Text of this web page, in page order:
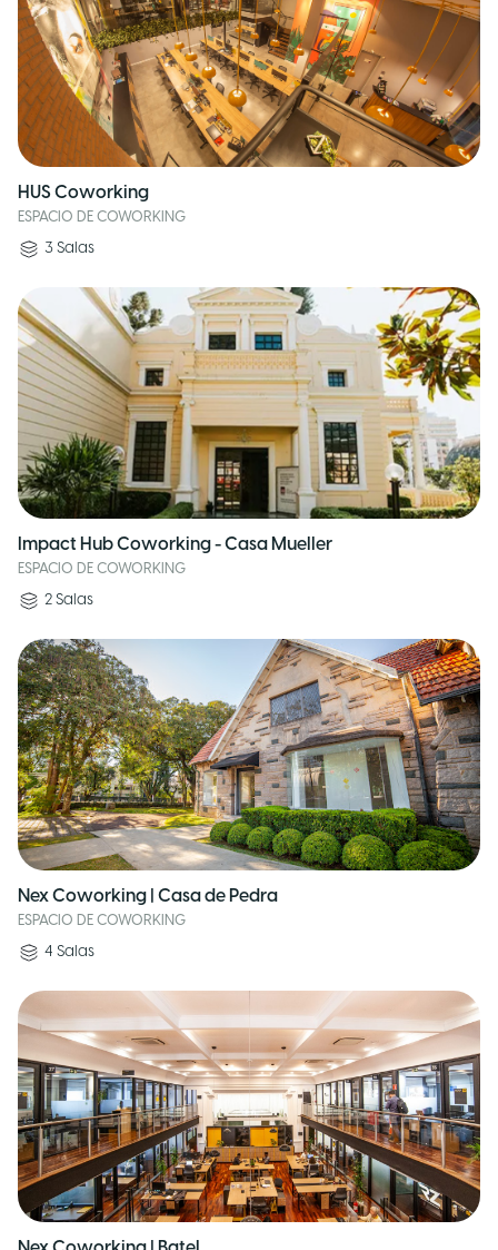
HUS Coworking
ESPACIO DE COWORKING
3 Salas
Impact Hub Coworking - Casa Mueller
ESPACIO DE COWORKING
2 Salas
Nex Coworking | Casa de Pedra
ESPACIO DE COWORKING
4 Salas